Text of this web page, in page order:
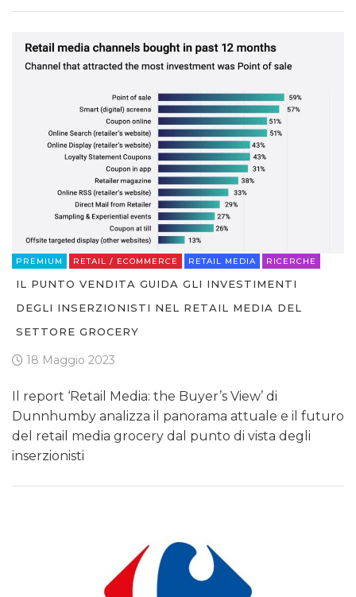
PREMIUM RETAIL / ECOMMERCE RETAIL MEDIA RICERCHE
IL PUNTO VENDITA GUIDA GLI INVESTIMENTI
DEGLI INSERZIONISTI NEL RETAIL MEDIA DEL
SETTORE GROCERY
18 Maggio 2023
Il report ‘Retail Media: the Buyer’s View’ di
Dunnhumby analizza il panorama attuale e il futuro
del retail media grocery dal punto di vista degli
inserzionisti